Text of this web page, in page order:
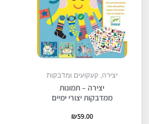
יצירה, קעקועים ומדבקות
יצירה – תמונות
ממדבקות יצורי ימיים
₪59.00